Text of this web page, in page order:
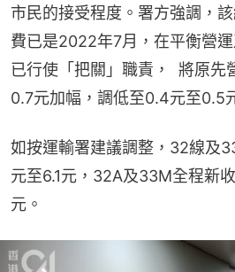
市民的接受程度。署方強調，
費已是2022年7月，在平衡營
已行使「把關」職責，  將原先
0.7元加幅，調低至0.4元至0.5
如按運輸署建議調整，32線及
元至6.1元，32A及33M全程新
元。